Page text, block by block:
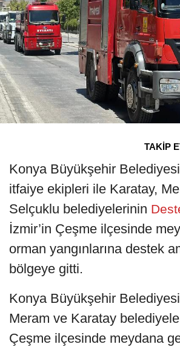
TAKİP
Konya Büyükşehir
itfaiye ekipleri ile Karatay,
Selçuklu belediyelerinin
İzmir’in Çeşme ilçesinde
orman yangınlarına destek
bölgeye gitti.
Konya Büyükşehir
Meram ve Karatay
Çeşme ilçesinde meydana